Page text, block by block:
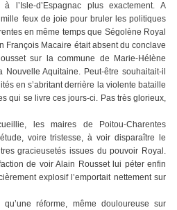
l’Isle-d’Espagnac plus exactement. A
feux de joie pour bruler les politiques
en même temps que Ségolène Royal
François Macaire était absent du conclave
sur la commune de Marie-Hélène
Aquitaine. Peut-être souhaitait-il
en s’abritant derrière la violente bataille
qui se livre ces jours-ci. Pas très glorieux,
les maires de Poitou-Charentes
voire tristesse, à voir disparaître le
gracieusetés issues du pouvoir Royal.
de voir Alain Rousset lui péter enfin
explosif l’emportait nettement sur
réforme, même douloureuse sur